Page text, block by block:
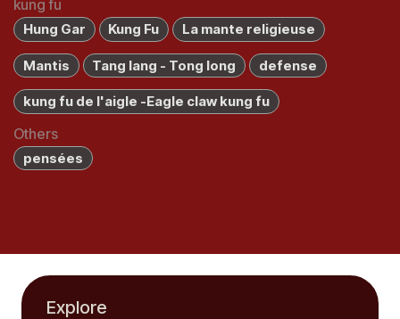
kung fu
Hung Gar Kung Fu La mante religieuse
Mantis Tang lang - Tong long defense
kung fu de l'aigle -Eagle claw kung fu
Others
pensées
Explore